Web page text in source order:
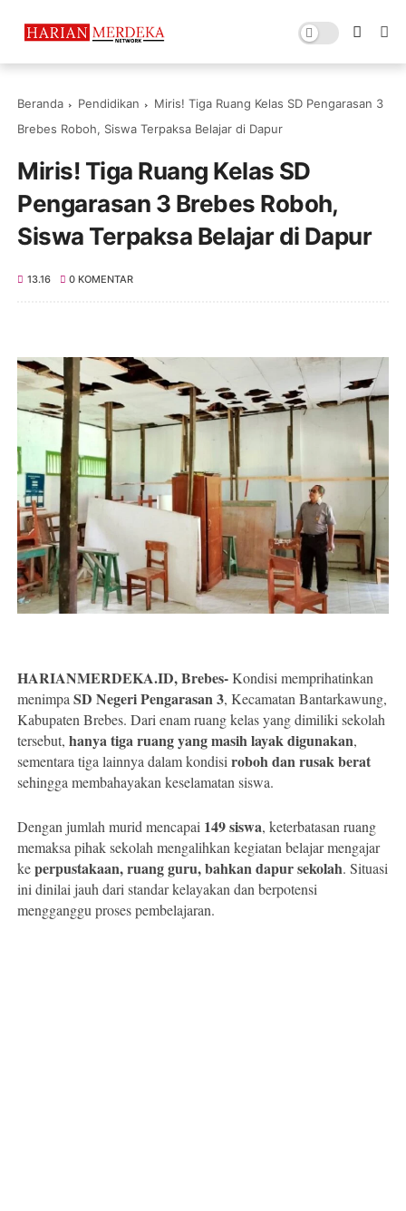
Beranda Pendidikan
Miris! Tiga Ruang Kelas SD Pengarasan 3
Brebes Roboh, Siswa Terpaksa Belajar di Dapur
Miris! Tiga Ruang Kelas SD
Pengarasan 3 Brebes Roboh,
Siswa Terpaksa Belajar di Dapur
13.16 0 KOMENTAR
HARIANMERDEKA.ID, Brebes-Kondisi memprihatinkan
menimpaSD Negeri Pengarasan 3, Kecamatan Bantarkawung,
Kabupaten Brebes. Dari enam ruang kelas yang dimiliki sekolah
tersebut,hanya tiga ruang yang masih layak digunakan,
sementara tiga lainnya dalam kondisiroboh dan rusak berat
sehingga membahayakan keselamatan siswa.
Dengan jumlah murid mencapai 149 siswa, keterbatasan ruang
memaksa pihak sekolah mengalihkan kegiatan belajar mengajar
keperpustakaan, ruang guru, bahkan dapur sekolah. Situasi
ini dinilai jauh dari standar kelayakan dan berpotensi
mengganggu proses pembelajaran.